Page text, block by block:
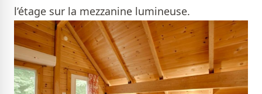
l’étage sur la mezzanine lumineuse.